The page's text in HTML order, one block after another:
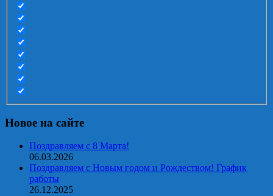
Новое на сайте
Поздравляем с 8 Марта!
06.03.2026
Поздравляем с Новым годом и Рождеством! График
работы
26.12.2025